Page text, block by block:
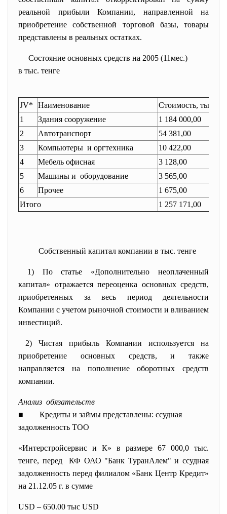
реальной прибыли Компании, направленной на
приобретение собственной торговой базы, товары
представлены в реальных остатках.
Состояние основных средств на 2005 (11мес.)
в тыс. тенге
JV* Наименование
Стоимость, тыс.
1
Здания сооружение
1 184 000,00
2
Автотранспорт
54 381,00
3
Компьютеры и оргтехника
10 422,00
4
Мебель офисная
3 128,00
5
Машины и оборудование
3 565,00
6
Прочее
1 675,00
Итого
1 257 171,00
Собственный капитал компании в тыс. тенге
1) По статье «Дополнительно неоплаченный
капитал» отражается переоценка основных средств,
приобретенных за весь период деятельности
Компании с учетом рыночной стоимости и вливанием
инвестиций.
2) Чистая прибыль Компании используется на
приобретение основных средств, и также
направляется на пополнение оборотных средств
компании.
Анализ обязательств
■ Кредиты и займы представлены: ссудная
задолженность ТОО
«Интерстройсервис и К» в размере 67 000,0 тыс.
тенге, перед КФ ОАО "Банк ТуранАлем" и ссудная
задолженность перед филиалом «Банк Центр Кредит»
на 21.12.05 г. в сумме
USD – 650.00 тыс USD